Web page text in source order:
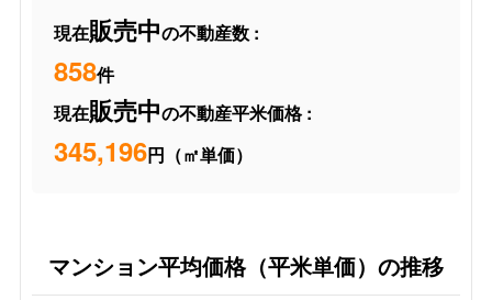
現在販売中の不動産数 :
858件
現在販売中の不動産平米価格 :
345,196円（㎡単価）
マンション平均価格（平米単価）の推移